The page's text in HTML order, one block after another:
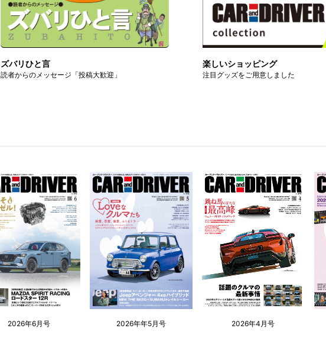
ズバリひと言
読者からのメッセージ「投稿大歓迎」
楽しいショッピング
注目グッズをご用意しました
2026年6月号 2026年年5月号 2026年4月号